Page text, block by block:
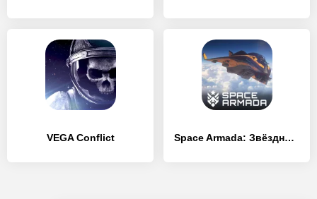
VEGA Conflict Space Armada: Звёздные битвы